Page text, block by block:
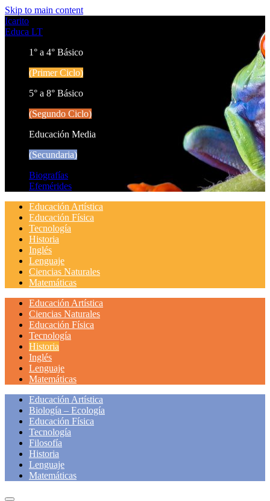
Skip to main content
Icarito
Educa LT
1° a 4° Básico
(Primer Ciclo)
5° a 8° Básico
(Segundo Ciclo)
Educación Media
(Secundaria)
Biografías
Efemérides
Educación Artística
Educación Física
Tecnología
Historia
Inglés
Lenguaje
Ciencias Naturales
Matemáticas
Educación Artística
Ciencias Naturales
Educación Física
Tecnología
Historia
Inglés
Lenguaje
Matemáticas
Educación Artística
Biología – Ecología
Educación Física
Tecnología
Filosofía
Historia
Lenguaje
Matemáticas